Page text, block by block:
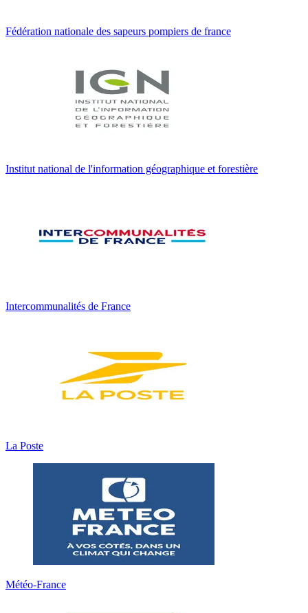
Fédération nationale des sapeurs pompiers de france
Institut national de l'information géographique et forestière
Intercommunalités de France
La Poste
Météo-France